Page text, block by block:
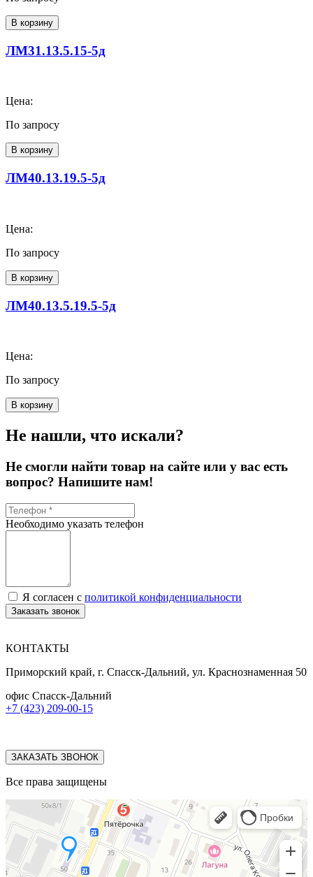
В корзину
ЛМ31.13.5.15-5д
Цена:
По запросу
В корзину
ЛМ40.13.19.5-5д
Цена:
По запросу
В корзину
ЛМ40.13.5.19.5-5д
Цена:
По запросу
В корзину
Не нашли, что искали?
Не смогли найти товар на сайте или у вас есть
вопрос? Напишите нам!
Необходимо указать телефон
Я согласен с политикой конфиденциальности
Заказать звонок
КОНТАКТЫ
Приморский край, г. Спасск-Дальний, ул. Краснознаменная 50
офис Спасск-Дальний
+7 (423) 209-00-15
ЗАКАЗАТЬ ЗВОНОК
Все права защищены